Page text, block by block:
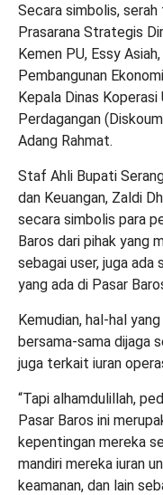
Secara simbolis,
Prasarana Strategis
Kemen PU, Essy
Pembangunan
Kepala Dinas
Perdagangan
Adang Rahmat.
Staf Ahli Bupati
dan Keuangan, Zaldi
secara simbolis para
Baros dari pihak yang
sebagai user, juga
yang ada di Pasar
Kemudian, hal-hal
bersama-sama dijaga
juga terkait iuran
“Tapi alhamdulillah,
Pasar Baros ini
kepentingan mereka
mandiri mereka iuran
keamanan, dan lain